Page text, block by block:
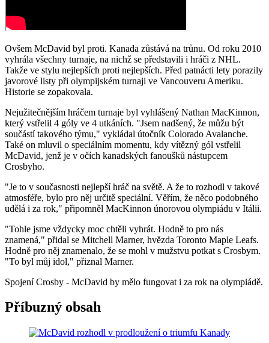
Ovšem McDavid byl proti. Kanada zůstává na trůnu. Od roku 2010
vyhrála všechny turnaje, na nichž se představili i hráči z NHL.
Takže ve stylu nejlepších proti nejlepších. Před patnácti lety porazily
javorové listy při olympijském turnaji ve Vancouveru Ameriku.
Historie se zopakovala.
Nejužitečnějším hráčem turnaje byl vyhlášený Nathan MacKinnon,
který vstřelil 4 góly ve 4 utkáních. "Jsem nadšený, že můžu být
součástí takového týmu," vykládal útočník Colorado Avalanche.
Také on mluvil o speciálním momentu, kdy vítězný gól vstřelil
McDavid, jenž je v očích kanadských fanoušků nástupcem
Crosbyho.
"Je to v současnosti nejlepší hráč na světě. A že to rozhodl v takové
atmosféře, bylo pro něj určitě speciální. Věřím, že něco podobného
udělá i za rok," připomněl MacKinnon únorovou olympiádu v Itálii.
"Tohle jsme vždycky moc chtěli vyhrát. Hodně to pro nás
znamená," přidal se Mitchell Marner, hvězda Toronto Maple Leafs.
Hodně pro něj znamenalo, že se mohl v mužstvu potkat s Crosbym.
"To byl můj idol," přiznal Marner.
Spojení Crosby - McDavid by mělo fungovat i za rok na olympiádě.
Příbuzný obsah